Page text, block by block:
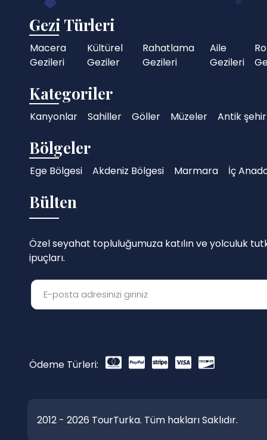
Gezi Türleri
Macera
Gezileri
Kültürel
Geziler
Rahatlama
Gezileri
Aile
Gezileri
Kategoriler
Kanyonlar Sahiller Göller Müzeler Antik şehir
Bölgeler
Ege Bölgesi Akdeniz Bölgesi Marmara İç
Bülten
Özel seyahat topluluğumuza katılın ve yolculuk
ipuçları.
Ödeme Türleri:
2012 - 2026 TourTurka. Tüm hakları Saklıdır.